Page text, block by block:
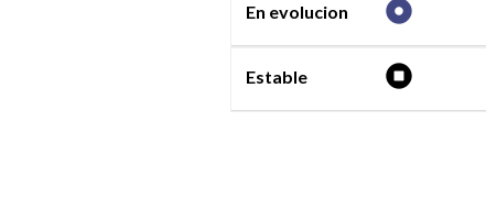
En evolucion
Estable